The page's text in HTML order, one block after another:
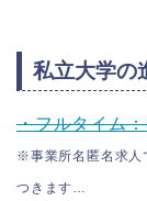
私立大学の
・フルタイム
※事業所名匿名求人
つきます…